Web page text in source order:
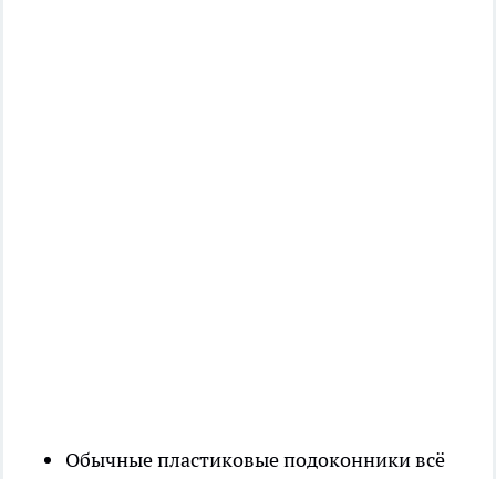
Обычные пластиковые подоконники всё